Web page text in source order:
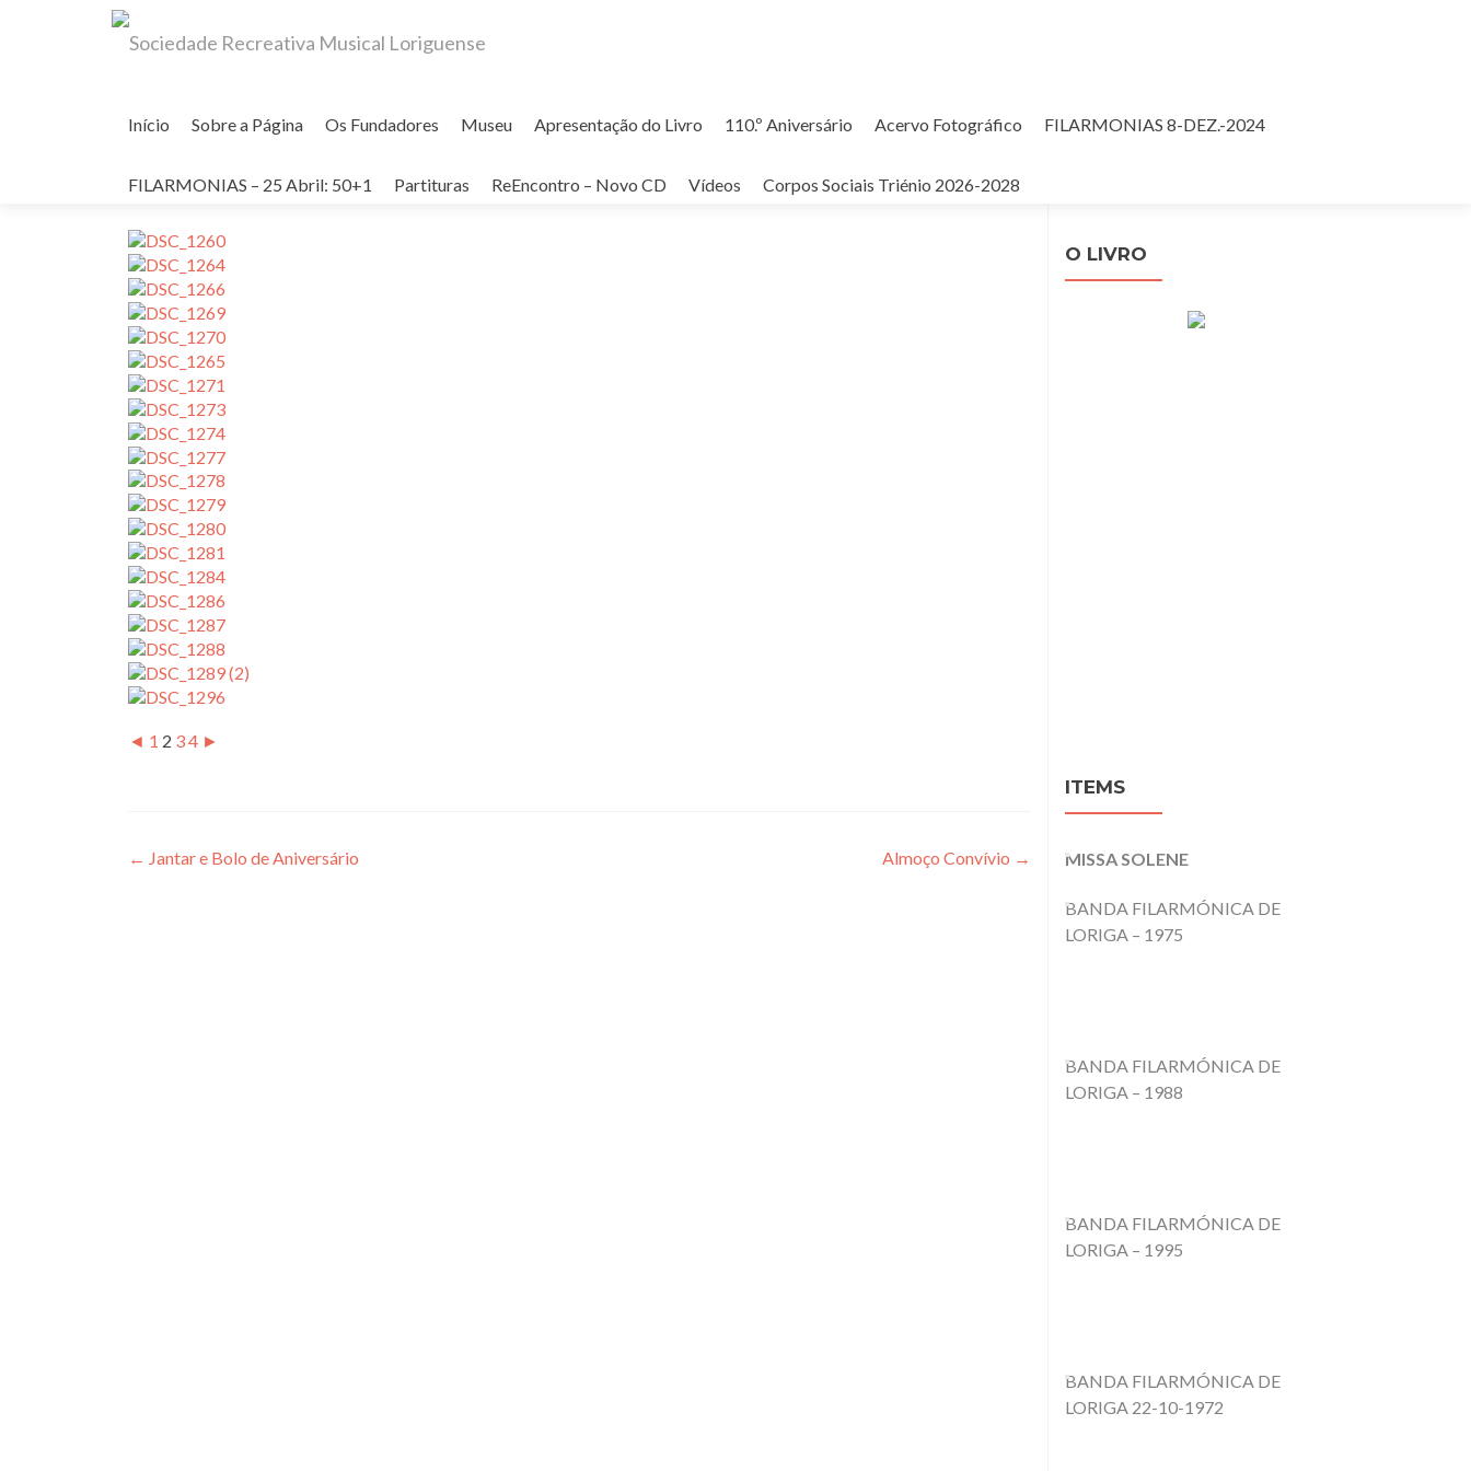
to
Início Sobre a Página Os Fundadores Museu Apresentação do Livro 110.º Aniversário Acervo Fotográfico FILARMONIAS 8-DEZ.-2024
FILARMONIAS – 25 Abril: 50+1 Partituras ReEncontro – Novo CD Vídeos Corpos Sociais Triénio 2026-2028
◄ 1 2 34 ►
Post
← Jantar e Bolo de Aniversário Almoço Convívio →
O LIVRO
ITEMS
MISSA SOLENE
BANDA FILARMÓNICA DE
LORIGA – 1975
BANDA FILARMÓNICA DE
LORIGA – 1988
BANDA FILARMÓNICA DE
LORIGA – 1995
BANDA FILARMÓNICA DE
LORIGA 22-10-1972